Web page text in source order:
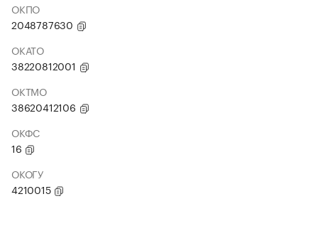
ОКПО
2048787630
ОКАТО
38220812001
ОКТМО
38620412106
ОКФС
16
ОКОГУ
4210015